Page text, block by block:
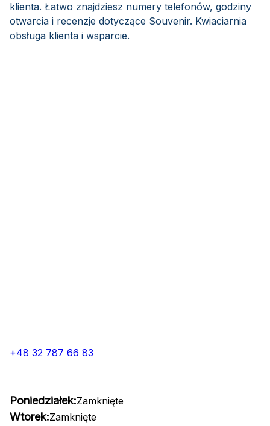
klienta. Łatwo znajdziesz numery telefonów, godziny
otwarcia i recenzje dotyczące Souvenir. Kwiaciarnia
obsługa klienta i wsparcie.
+48 32 787 66 83
Poniedziałek:Zamknięte
Wtorek:Zamknięte